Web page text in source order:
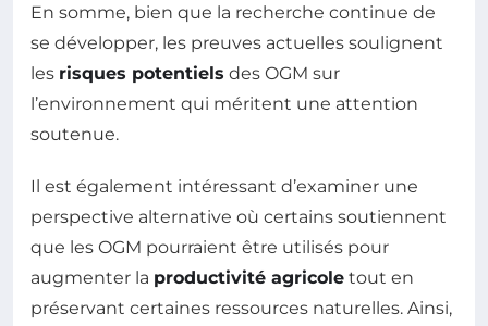
En somme, bien que la recherche continue de
se développer, les preuves actuelles soulignent
les risques potentiels des OGM sur
l’environnement qui méritent une attention
soutenue.
Il est également intéressant d’examiner une
perspective alternative où certains soutiennent
que les OGM pourraient être utilisés pour
augmenter la productivité agricole tout en
préservant certaines ressources naturelles. Ainsi,